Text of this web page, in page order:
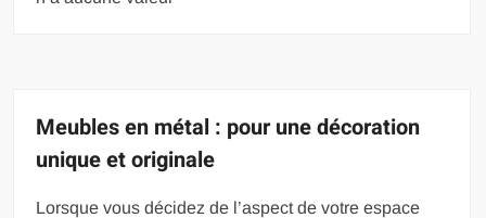
Meubles en métal : pour une décoration
unique et originale
Lorsque vous décidez de l’aspect de votre espace